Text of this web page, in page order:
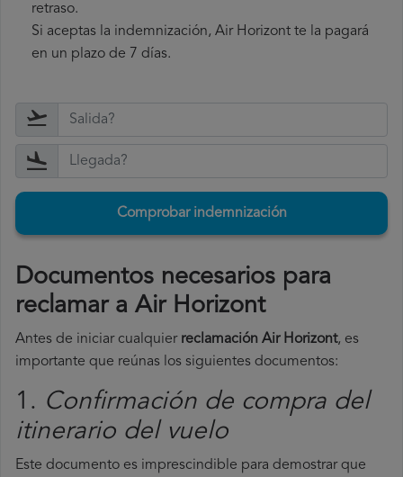
retraso.
Si aceptas la indemnización, Air Horizont te la pagará
en un plazo de 7 días.
Comprobar indemnización
Documentos necesarios para
reclamar a Air Horizont
Antes de iniciar cualquier reclamación Air Horizont, es
importante que reúnas los siguientes documentos:
1. Confirmación de compra del
itinerario del vuelo
Este documento es imprescindible para demostrar que